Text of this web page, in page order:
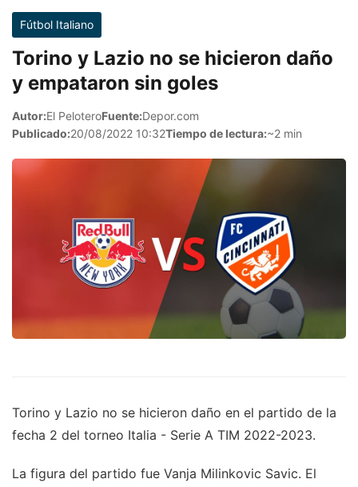
Fútbol Italiano
Torino y Lazio no se hicieron daño
y empataron sin goles
Autor:El PeloteroFuente:Depor.com
Publicado:20/08/2022 10:32Tiempo de lectura:~2 min
Torino y Lazio no se hicieron daño en el partido de la
fecha 2 del torneo Italia - Serie A TIM 2022-2023.
La figura del partido fue Vanja Milinkovic Savic. El